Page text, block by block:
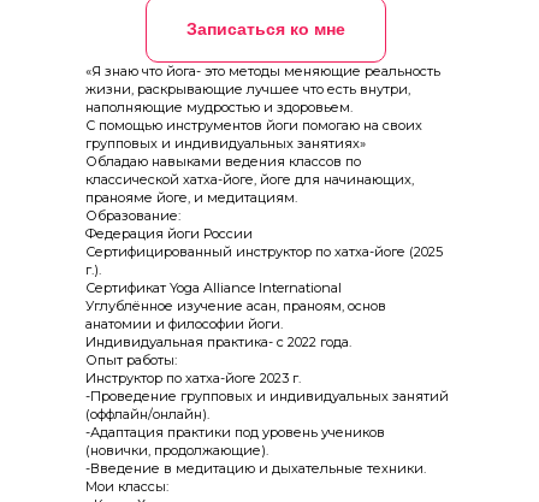
«Я знаю что йога- это методы меняющие реальность
жизни, раскрывающие лучшее что есть внутри,
наполняющие мудростью и здоровьем.
С помощью инструментов йоги помогаю на своих
групповых и индивидуальных занятиях»
Обладаю навыками ведения классов по
классической хатха-йоге, йоге для начинающих,
пранояме йоге, и медитациям.
Образование:
Федерация йоги России
Сертифицированный инструктор по хатха-йоге (2025
г.).
Сертификат Yoga Alliance International
Углублённое изучение асан, праноям, основ
анатомии и философии йоги.
Индивидуальная практика- с 2022 года.
Опыт работы:
Инструктор по хатха-йоге 2023 г.
-Проведение групповых и индивидуальных занятий
(оффлайн/онлайн).
-Адаптация практики под уровень учеников
(новички, продолжающие).
-Введение в медитацию и дыхательные техники.
Мои классы:
Записаться ко мне